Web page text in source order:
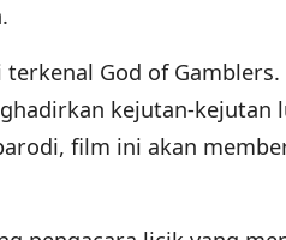
God of Gamblers.
kejutan-kejutan
film ini akan